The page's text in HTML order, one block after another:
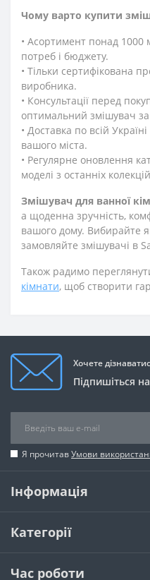
Чому варто купити
• Асортимент понад 1000
потреб і бюджету.
• Тільки сертифікована
виробника.
• Консультації перед
оптимальний змішувач
• Доставка по всій
вашого міста.
• Регулярне оновлення
моделі з останніх
Змішувач для ванної
а щоденна зручність,
вашого дому. Вибирайте
замовляйте змішувачі в
Також радимо
кімнати, щоб створити
Хочете
Підпишіться
Я прочитавУмови
Інформація
Категорії
Час роботи